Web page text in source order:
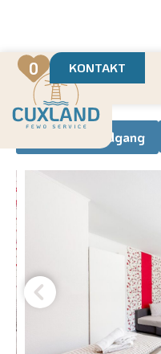
0 KONTAKT
360° Rundgang